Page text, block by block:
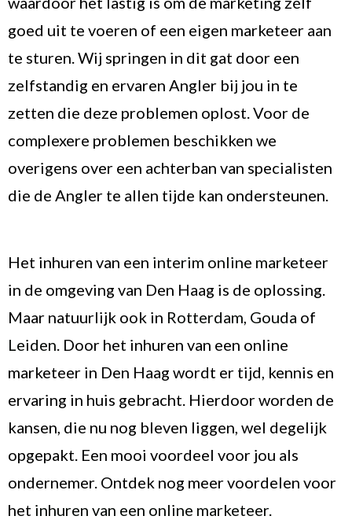
goed uit te voeren of een eigen marketeer aan
te sturen. Wij springen in dit gat door een
zelfstandig en ervaren Angler bij jou in te
zetten die deze problemen oplost. Voor de
complexere problemen beschikken we
overigens over een achterban van specialisten
die de Angler te allen tijde kan ondersteunen.
Het inhuren van een interim online marketeer
in de omgeving van Den Haag is de oplossing.
Maar natuurlijk ook in Rotterdam Gouda of
Leiden . Door het inhuren van een online
marketeer in Den Haag wordt er tijd, kennis en
ervaring in huis gebracht. Hierdoor worden de
kansen, die nu nog bleven liggen, wel degelijk
opgepakt. Een mooi voordeel voor jou als
ondernemer. Ontdek nog meer voordelen voor
het inhuren van een online marketeer.